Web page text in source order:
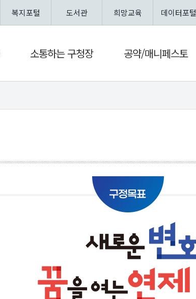
복지포털 도서관 희망교육 데이터포털
소통하는 구청장 공약/매니페스토